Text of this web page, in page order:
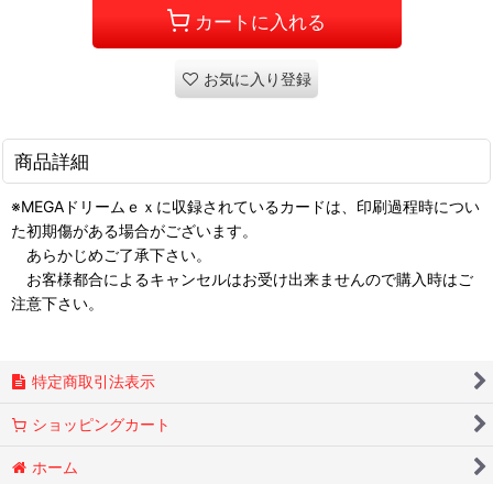
カートに入れる
お気に入り登録
商品詳細
※MEGAドリームｅｘに収録されているカードは、印刷過程時につい
た初期傷がある場合がございます。
あらかじめご了承下さい。
お客様都合によるキャンセルはお受け出来ませんので購入時はご
注意下さい。
特定商取引法表示
ショッピングカート
ホーム